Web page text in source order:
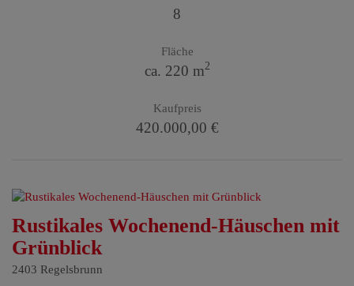
8
Fläche
ca. 220 m2
Kaufpreis
420.000,00 €
Rustikales Wochenend-Häuschen mit
Grünblick
2403 Regelsbrunn